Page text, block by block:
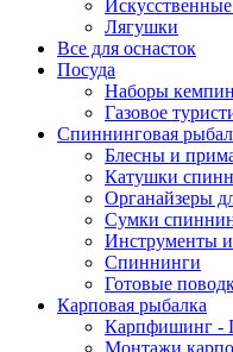
Лягушки
Все для оснасток
Посуда
Наборы
Газовое
Спиннинговая
Блесны и
Катушки
Органайзеры
Сумки
Инструменты и
Спиннинги
Готовые
Карповая рыбалка
Карпфишинг -
Монтажи